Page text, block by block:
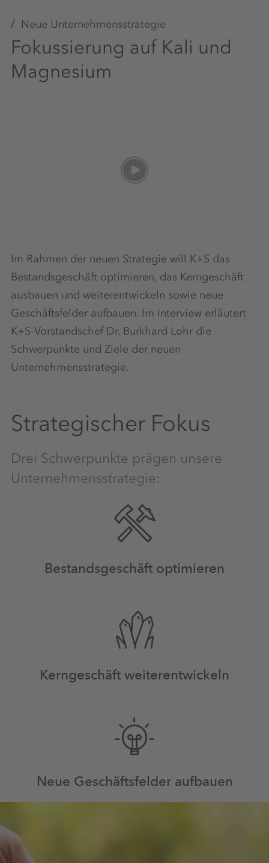
Neue Unternehmensstrategie
Fokussierung auf Kali und
Magnesium
Im Rahmen der neuen Strategie will K+S das
Bestandsgeschäft optimieren, das Kerngeschäft
ausbauen und weiterentwickeln sowie neue
Geschäftsfelder aufbauen. Im Interview erläutert
K+S-Vorstandschef Dr. Burkhard Lohr die
Schwerpunkte und Ziele der neuen
Unternehmensstrategie.
Strategischer Fokus
Drei Schwerpunkte prägen unsere
Unternehmensstrategie:
Bestandsgeschäft optimieren
Kerngeschäft weiterentwickeln
Neue Geschäftsfelder aufbauen